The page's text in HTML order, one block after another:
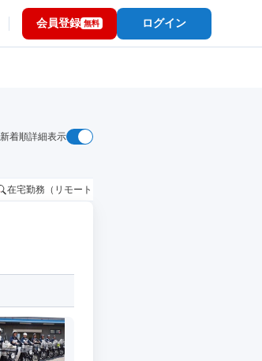
会員登録 無料 ログイン
新着順詳細表示
在宅勤務（リモートワーク）OK